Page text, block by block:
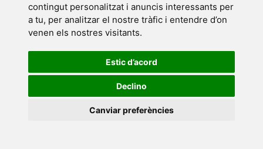
contingut personalitzat i anuncis interessants per
a tu, per analitzar el nostre tràfic i entendre d’on
venen els nostres visitants.
Estic d’acord
Declino
Canviar preferències